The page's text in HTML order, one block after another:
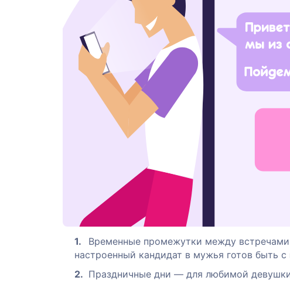
Временные промежутки между
настроенный кандидат в мужья готов быть
Праздничные дни — для любимой